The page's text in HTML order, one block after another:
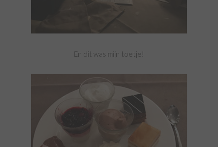
En dit was mijn toetje!